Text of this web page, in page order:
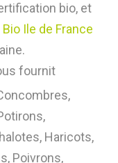
bio, et
Bio Ile de France
fournit
Haricots,
Poivrons,